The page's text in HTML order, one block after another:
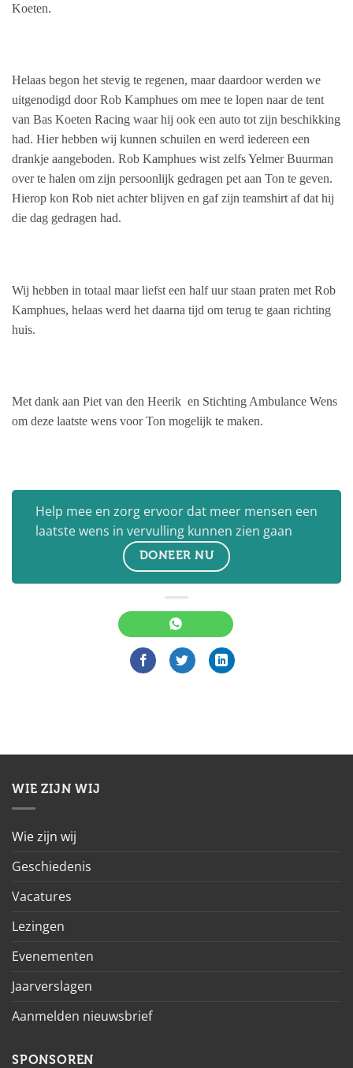
Koeten.
Helaas begon het stevig te regenen, maar daardoor werden we
uitgenodigd door Rob Kamphues om mee te lopen naar de tent
van Bas Koeten Racing waar hij ook een auto tot zijn beschikking
had. Hier hebben wij kunnen schuilen en werd iedereen een
drankje aangeboden. Rob Kamphues wist zelfs Yelmer Buurman
over te halen om zijn persoonlijk gedragen pet aan Ton te geven.
Hierop kon Rob niet achter blijven en gaf zijn teamshirt af dat hij
die dag gedragen had.
Wij hebben in totaal maar liefst een half uur staan praten met Rob
Kamphues, helaas werd het daarna tijd om terug te gaan richting
huis.
Met dank aan Piet van den Heerik en Stichting Ambulance Wens
om deze laatste wens voor Ton mogelijk te maken.
Help mee en zorg ervoor dat meer mensen een
laatste wens in vervulling kunnen zien gaan
DONEER NU
WIE ZIJN WIJ
Wie zijn wij
Geschiedenis
Vacatures
Lezingen
Evenementen
Jaarverslagen
Aanmelden nieuwsbrief
SPONSOREN